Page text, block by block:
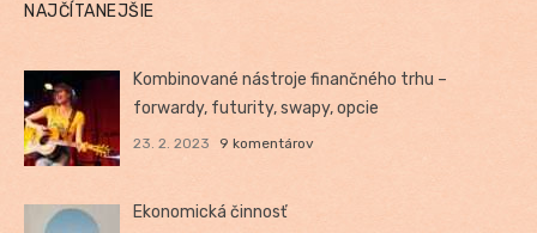
NAJČÍTANEJŠIE
Kombinované nástroje finančného trhu –
forwardy, futurity, swapy, opcie
23. 2. 2023 9 komentárov
Ekonomická činnosť